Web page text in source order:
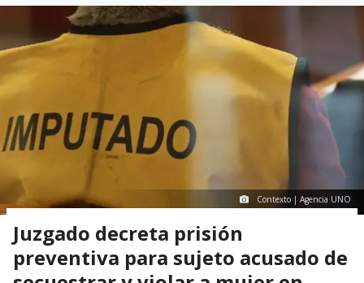
Contexto | Agencia UNO
Juzgado decreta prisión
preventiva para sujeto acusado de